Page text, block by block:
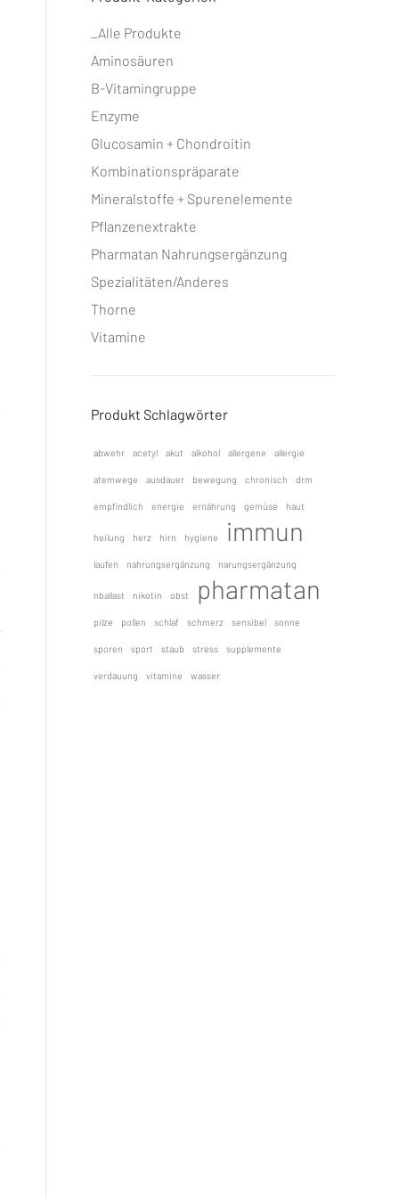
_Alle Produkte
Aminosäuren
B-Vitamingruppe
Enzyme
Glucosamin + Chondroitin
Kombinationspräparate
Mineralstoffe + Spurenelemente
Pflanzenextrakte
Pharmatan Nahrungsergänzung
Spezialitäten/Anderes
Thorne
Vitamine
Produkt Schlagwörter
abwehr acetyl akut alkohol allergene allergie
atemwege ausdauer bewegung chronisch drm
empfindlich energie ernährung gemüse haut
heilung herz hirn hygiene immun
laufen nahrungsergänzung narungsergänzung
nballast nikotin obst pharmatan
pilze pollen schlaf schmerz sensibel sonne
sporen sport staub stress supplemente
verdauung vitamine wasser